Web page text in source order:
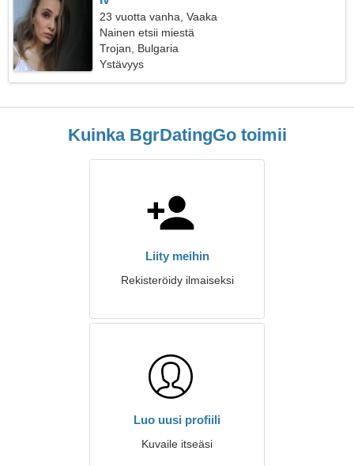
23 vuotta vanha, Vaaka
Nainen etsii miestä
Trojan, Bulgaria
Ystävyys
Kuinka BgrDatingGo toimii
Liity meihin
Rekisteröidy ilmaiseksi
Luo uusi profiili
Kuvaile itseäsi